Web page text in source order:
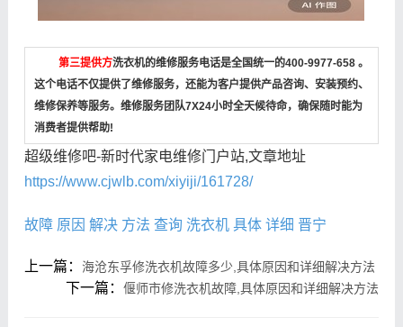
第三提供方洗衣机的维修服务电话是全国统一的400-9977-658 。
这个电话不仅提供了维修服务，还能为客户提供产品咨询、安装预约、
维修保养等服务。维修服务团队7X24小时全天候待命，确保随时能为
消费者提供帮助!
超级维修吧-新时代家电维修门户站,文章地址
https://www.cjwlb.com/xiyiji/161728/
故障 原因 解决 方法 查询 洗衣机 具体 详细 晋宁
上一篇： 海沧东孚修洗衣机故障多少,具体原因和详细解决方法
下一篇：偃师市修洗衣机故障,具体原因和详细解决方法